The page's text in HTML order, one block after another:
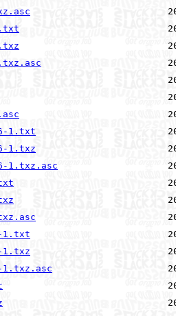
1.txt
1.txz
1.txz.asc
1.txt
1.txz